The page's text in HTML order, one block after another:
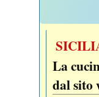
La
dal sito